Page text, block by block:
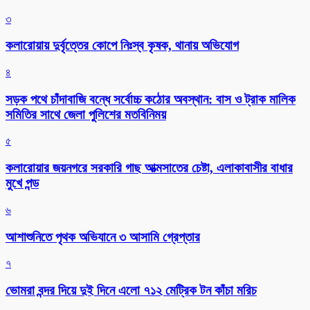
৩
কলারোয়ায় দুর্বৃত্তের কোপে নিঃস্ব কৃষক, থানায় অভিযোগ
৪
সড়ক পথে চাঁদাবাজি বন্ধে সর্বোচ্চ কঠোর অবস্থান: বাস ও ট্রাক মালিক
সমিতির সাথে জেলা পুলিশের মতবিনিময়
৫
কলারোয়ার জয়নগরে সরকারি গাছ আত্মসাতের চেষ্টা, এলাকাবাসীর বাধার
মুখে পন্ড
৬
আশাশুনিতে পৃথক অভিযানে ৩ আসামি গ্রেপ্তার
৭
ভোমরা বন্দর দিয়ে দুই দিনে এলো ৭১২ মেট্রিক টন কাঁচা মরিচ